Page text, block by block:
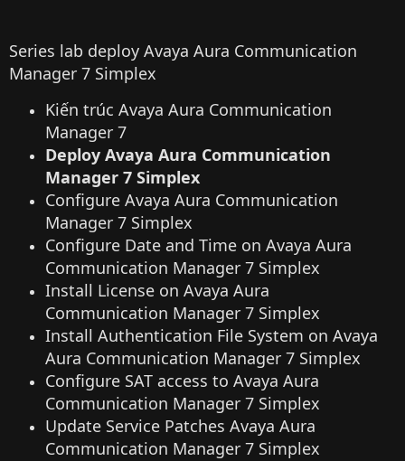
Series lab deploy Avaya Aura Communication
Manager 7 Simplex
Kiến trúc Avaya Aura Communication
Manager 7
Deploy Avaya Aura Communication
Manager 7 Simplex
Configure Avaya Aura Communication
Manager 7 Simplex
Configure Date and Time on Avaya Aura
Communication Manager 7 Simplex
Install License on Avaya Aura
Communication Manager 7 Simplex
Install Authentication File System on Avaya
Aura Communication Manager 7 Simplex
Configure SAT access to Avaya Aura
Communication Manager 7 Simplex
Update Service Patches Avaya Aura
Communication Manager 7 Simplex